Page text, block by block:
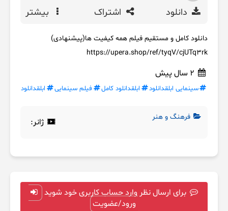
دانلود اشتراک بیشتر
دانلود کامل و مستقیم فیلم همه کیفیت ها(پیشنهادی)
https://upera.shop/ref/tyqV/cjUTq3rk
سینمایی ابلقدانلود ابلقدانلود کامل فیلم سینمایی ابلقدانلود
فرهنگ و هنر ژانر:
برای ارسال نظر وارد حساب کاربری خود شوید
ورود/عضویت